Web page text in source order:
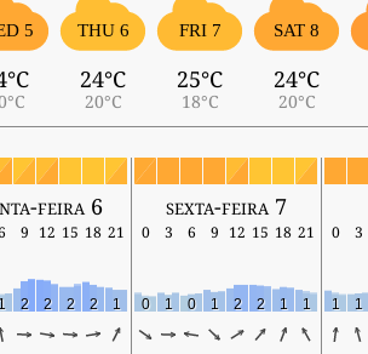
5 THU 6
24°C
20°C
FRI 7
25°C
18°C
SAT 8
24°C
20°C
feira 6 sexta-feira 7
9 12 15 18 21 0 3 6 9 12 15 18 21 0 3
1 2 2 2 2 1 0 1 0 1 2 2 1 1 1 1